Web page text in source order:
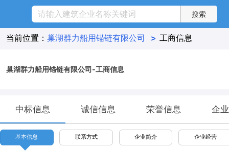
当前位置： 巢湖群力船用锚链有限公司 > 工商信息
巢湖群力船用锚链有限公司-工商信息
中标信息 诚信信息 荣誉信息 企
基本信息 联系方式 企业简介 企业经营